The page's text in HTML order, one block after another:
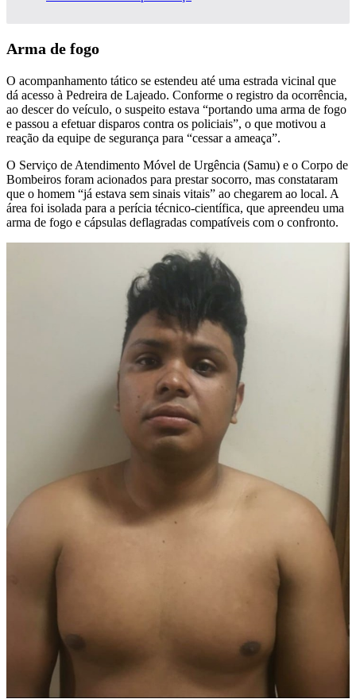
Arma de fogo
O acompanhamento tático se estendeu até uma estrada vicinal que
dá acesso à Pedreira de Lajeado. Conforme o registro da ocorrência,
ao descer do veículo, o suspeito estava “portando uma arma de fogo
e passou a efetuar disparos contra os policiais”, o que motivou a
reação da equipe de segurança para “cessar a ameaça”.
O Serviço de Atendimento Móvel de Urgência (Samu) e o Corpo de
Bombeiros foram acionados para prestar socorro, mas constataram
que o homem “já estava sem sinais vitais” ao chegarem ao local. A
área foi isolada para a perícia técnico-científica, que apreendeu uma
arma de fogo e cápsulas deflagradas compatíveis com o confronto.